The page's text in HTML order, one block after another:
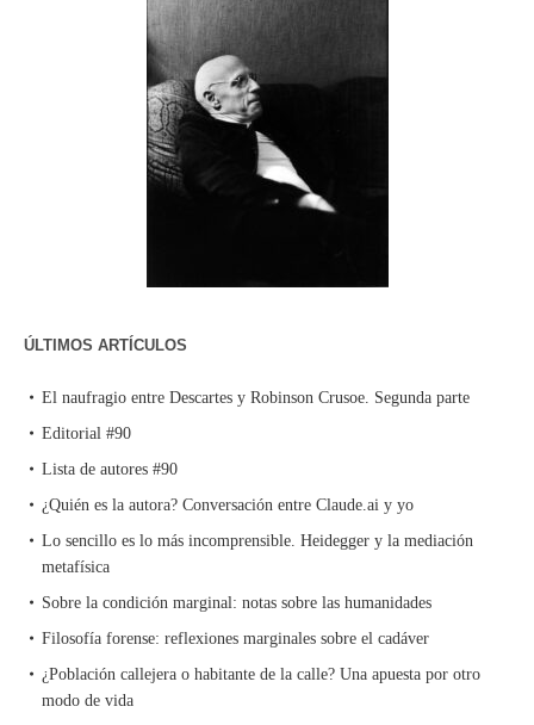
ÚLTIMOS ARTÍCULOS
El naufragio entre Descartes y Robinson Crusoe. Segunda parte
Editorial #90
Lista de autores #90
¿Quién es la autora? Conversación entre Claude.ai y yo
Lo sencillo es lo más incomprensible. Heidegger y la mediación
metafísica
Sobre la condición marginal: notas sobre las humanidades
Filosofía forense: reflexiones marginales sobre el cadáver
¿Población callejera o habitante de la calle? Una apuesta por otro
modo de vida